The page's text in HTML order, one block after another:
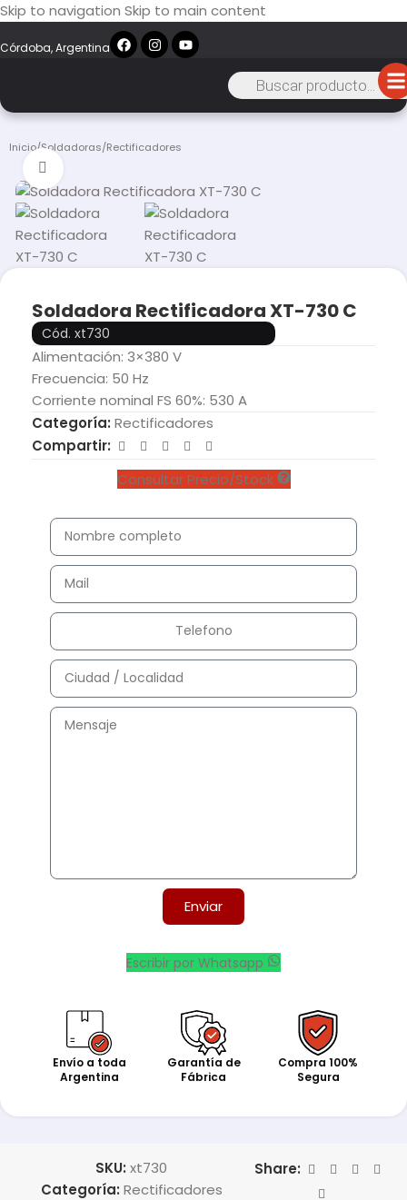
Skip to navigation Skip to main content
Córdoba, Argentina
Inicio/Soldadoras/Rectificadores
Soldadora Rectificadora XT-730 C
Cód. xt730
Alimentación: 3×380 V
Frecuencia: 50 Hz
Corriente nominal FS 60%: 530 A
Categoría: Rectificadores
Compartir:
Consultar Precio/Stock
Enviar
Escribir por Whatsapp
Envío a toda
Argentina
Garantía de
Fábrica
Compra 100%
Segura
SKU:xt730
Categoría: Rectificadores
Share: